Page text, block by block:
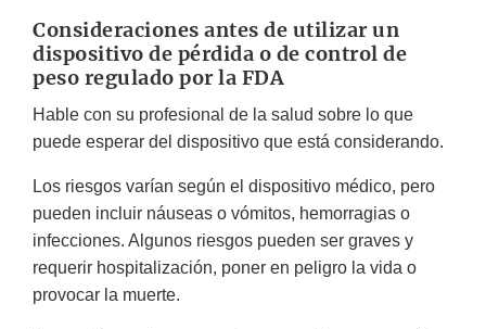
Consideraciones antes de utilizar un
dispositivo de pérdida o de control de
peso regulado por la FDA
Hable con su profesional de la salud sobre lo que
puede esperar del dispositivo que está considerando.
Los riesgos varían según el dispositivo médico, pero
pueden incluir náuseas o vómitos, hemorragias o
infecciones. Algunos riesgos pueden ser graves y
requerir hospitalización, poner en peligro la vida o
provocar la muerte.